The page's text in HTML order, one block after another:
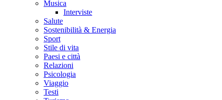
Musica
Interviste
Salute
Sostenibilità & Energia
Sport
Stile di vita
Paesi e città
Relazioni
Psicologia
Viaggio
Testi